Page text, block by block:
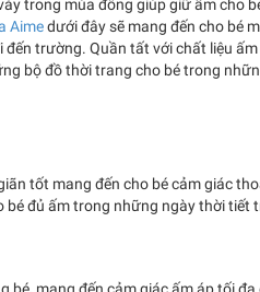
trong mùa đông giúp giữ ấm cho
Aimedưới đây sẽ mang đến cho bé
trường. Quần tất với chất liệu
bộ đồ thời trang cho bé trong
tốt mang đến cho bé cảm giác
đủ ấm trong những ngày thời tiết